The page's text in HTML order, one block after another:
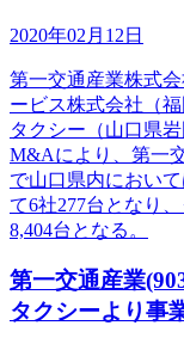
2020年02月12日
第一交通産業株式
ービス株式会社（
タクシー（山口県
M&Aにより、第一
で山口県内におい
て6社277台となり
8,404台となる。
第一交通産業
タクシーより事